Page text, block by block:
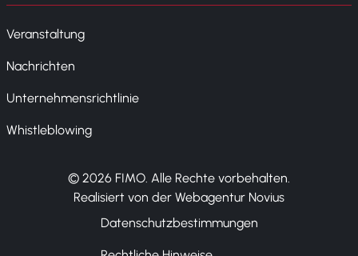
Veranstaltung
Nachrichten
Unternehmensrichtlinie
Whistleblowing
© 2026 FIMO. Alle Rechte vorbehalten.
Realisiert von der Webagentur Novius
Datenschutzbestimmungen